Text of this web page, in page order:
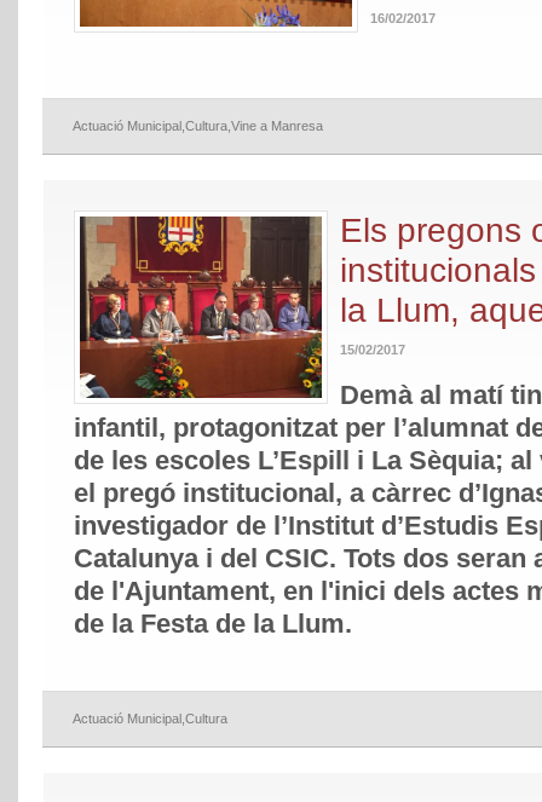
16/02/2017
Actuació Municipal Cultura Vine a Manresa
Els pregons
la Llum,
15/02/2017
Demà al matí
infantil, protagonitzat per l’alumnat
de les escoles L’Espill i La Sèquia;
el pregó institucional, a càrrec
investigador de l’Institut d’Estudis
Catalunya i del CSIC. Tots dos seran
de l'Ajuntament, en l'inici dels actes
de la Festa de la Llum.
Actuació Municipal Cultura